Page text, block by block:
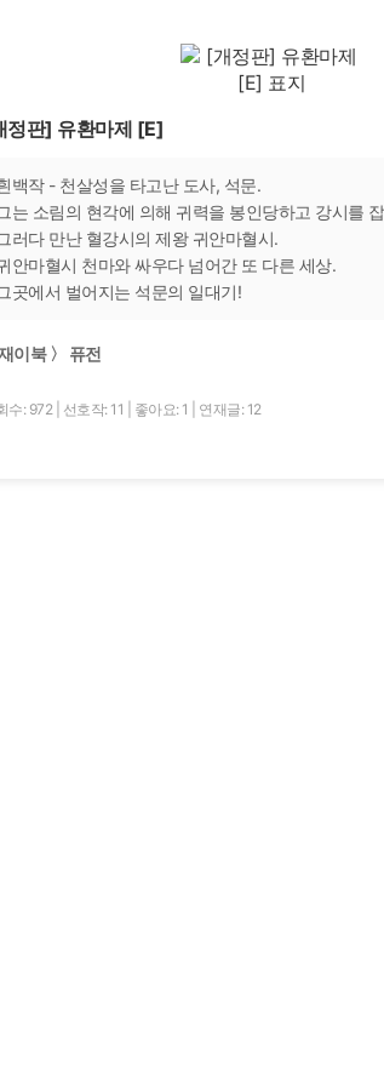
정판] 유환마제 [E]
백작 - 천살성을 타고난 도사, 석문.
는 소림의 현각에 의해 귀력을 봉인당하고 강시를
러다 만난 혈강시의 제왕 귀안마혈시.
안마혈시 천마와 싸우다 넘어간 또 다른 세상.
곳에서 벌어지는 석문의 일대기!
이북 〉 퓨전
수: 972 선호작: 11 좋아요: 1 연재글: 12